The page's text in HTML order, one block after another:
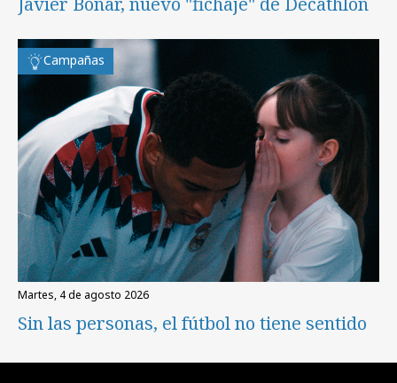
Campañas
martes, 4 de agosto 2026
Sin las personas, el fútbol no tiene sentido